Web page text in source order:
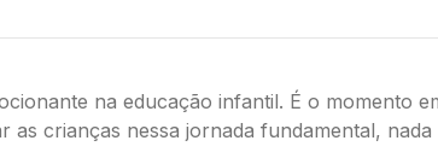
na educação infantil. É o momento
crianças nessa jornada fundamental,